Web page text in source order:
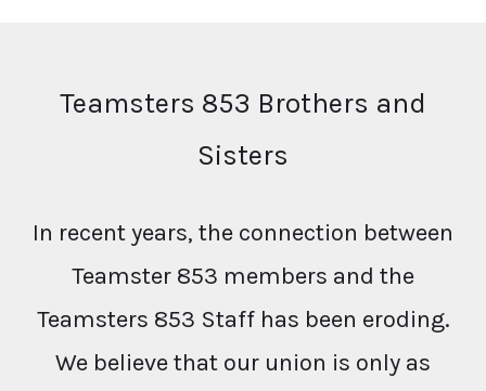
Teamsters 853 Brothers and
Sisters
In recent years, the connection between
Teamster 853 members and the
Teamsters 853 Staff has been eroding.
We believe that our union is only as